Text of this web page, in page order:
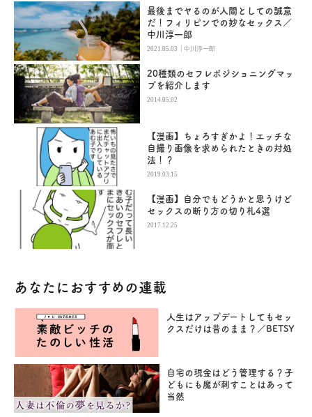
最後までヤるのが人間としての誠意
だ！フィリピンでの妙なセックス／
中川淳一郎
2021.05.03 |中川淳一郎
20種類のセフレポジショニングマッ
プを紹介します
2014.05.02
【漫画】ちょろすぎかよ！エッチな
自撮り画像を求められたときの対処
法！？
2019.03.15
【漫画】自分でもどうかと思うけど
セックスの断り方の切り札4選
2017.12.25
あなたにおすすめの連載
人生はアップデートしてもセッ
クスだけは昔のまま？／BETSY
自宅の現金はどう管理する？子
どもにも魔が刺すことはあって
当然